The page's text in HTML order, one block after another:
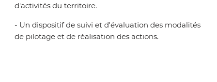
d'activités du territoire.
- Un dispositif de suivi et d'évaluation des modalités
de pilotage et de réalisation des actions.